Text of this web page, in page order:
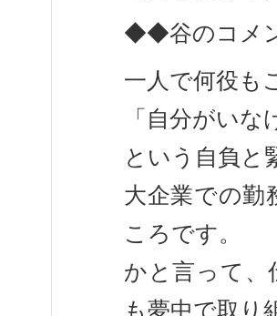
◆◆谷のコメ
一人で何役も
「自分がい
という自負と
大企業での勤
ころです。
かと言って、
も夢中で取り